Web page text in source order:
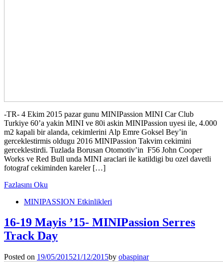
-TR- 4 Ekim 2015 pazar gunu MINIPassion MINI Car Club
Turkiye 60’a yakin MINI ve 80i askin MINIPassion uyesi ile, 4.000
m2 kapali bir alanda, cekimlerini Alp Emre Goksel Bey’in
gerceklestirmis oldugu 2016 MINIPassion Takvim cekimini
gerceklestirdi. Tuzlada Borusan Otomotiv’in F56 John Cooper
Works ve Red Bull unda MINI araclari ile katildigi bu ozel davetli
fotograf cekiminden kareler […]
Fazlasını Oku
MINIPASSION Etkinlikleri
16-19 Mayis ’15- MINIPassion Serres
Track Day
Posted on 19/05/201521/12/2015by obaspinar